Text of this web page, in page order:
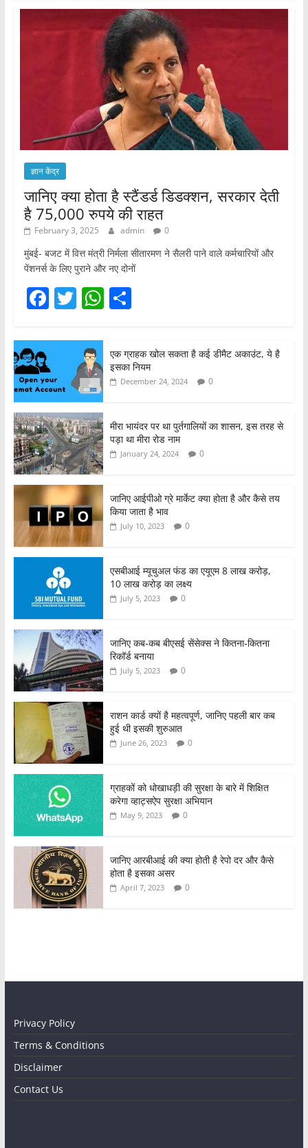
ज्ञान केंद्र
जानिए क्या होता है स्टैंडर्ड डिडक्शन, सरकार देती
है 75,000 रुपये की राहत
February 3, 2025 admin 0
मुंबई- बजट में वित्त मंत्री निर्मला सीतारमण ने सैलरी पाने वाले कर्मचारियों और
पेंशनर्स के लिए पुराने और नए दोनों
F
c
e
b
o
o
k
T
itt
er
W
s
A
p
S
e
एक ग्राहक खोल सकता है कई डीमैट अकाउंट, ये है
इसका नियम
December 24, 2024 0
मीरा भायंदर पर था पुर्तगालियों का शासन, इस तरह से
पड़ा था मीरा रोड नाम
January 24, 2024 0
जानिए आईपीओ ग्रे मार्केट क्या होता है और कैसे तय
किया जाता है भाव
July 10, 2023 0
एसबीआई म्यूचुअल फंड का एयूएम 8 लाख करोड़,
10 लाख करोड़ का लक्ष्य
July 5, 2023 0
जानिए कब-कब बीएसई सेंसेक्स ने कितना-कितना
रिकॉर्ड बनाया
July 5, 2023 0
राशन कार्ड क्यों है महत्वपूर्ण, जानिए पहली बार कब
हुई थी इसकी शुरुआत
June 26, 2023 0
ग्राहकों को धोखाधड़ी की सुरक्षा के बारे में शिक्षित
करेगा व्हाट्सऐप सुरक्षा अभियान
May 9, 2023 0
जानिए आरबीआई की क्या होती है रेपो दर और कैसे
होता है इसका असर
April 7, 2023 0
Privacy Policy
Terms & Conditions
Disclaimer
Contact Us